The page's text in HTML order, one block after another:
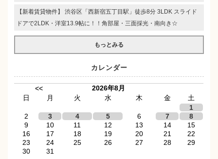
【新着賃貸物件】 渋谷区「西新宿五丁目駅」徒歩8分 3LDK スライド
ドアで2LDK・洋室13.9帖に！！角部屋・三面採光・南向き☆
もっとみる
カレンダー
<<
2026年8月
日
月 火 水 木 金
土
1
2
3 4 5 6 7
8
9
10 11 12 13 14
15
16
17 18 19 20 21
22
23
24 25 26 27 28
29
30
31